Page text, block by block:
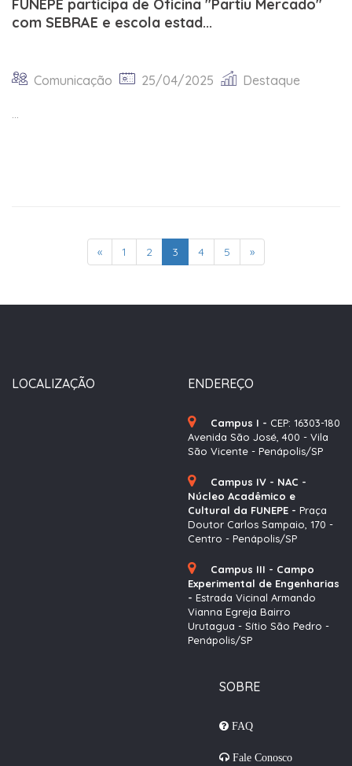
FUNEPE participa de Oficina "Partiu Mercado"
com SEBRAE e escola estad...
Comunicação 25/04/2025 Destaque
« 1 2 3 4 5 »
LOCALIZAÇÃO ENDEREÇO
Campus I - CEP: 16303-180
Avenida São José, 400 - Vila
São Vicente - Penápolis/SP
Campus IV - NAC -
Núcleo Acadêmico e
Cultural da FUNEPE - Praça
Doutor Carlos Sampaio, 170 -
Centro - Penápolis/SP
Campus III - Campo
Experimental de Engenharias
- Estrada Vicinal Armando
Vianna Egreja Bairro
Urutagua - Sítio São Pedro -
Penápolis/SP
SOBRE
FAQ
Fale Conosco